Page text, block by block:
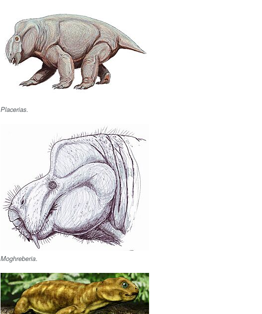
Placerias.
Moghreberia.